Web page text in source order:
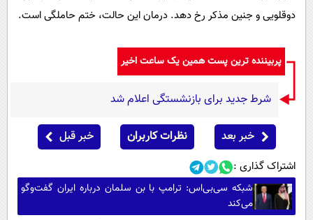
دوقلویی و جنین مذکر رخ دهد. درمان این حالت، ختم حاملگی است.
پربیننده ترین پست همین یک ساعت اخیر
شرط جدید برای بازنشستگی اعلام شد
خبر بعد نظرات کاربران خبر قبل
اشتراک گذاری :
شبکه سی‌بی‌اس: ترامپ با بن سلمان درباره ایران گفت‌وگو
می‌کند